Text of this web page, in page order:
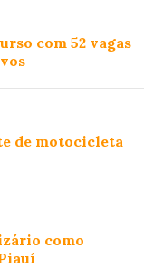
com 52 vagas
de motocicleta
como